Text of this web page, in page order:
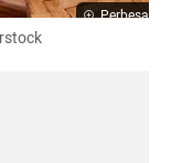
Perbesar